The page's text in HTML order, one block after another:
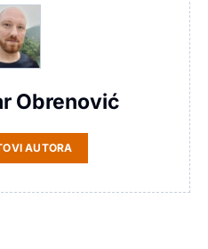
Obrenović
AUTORA